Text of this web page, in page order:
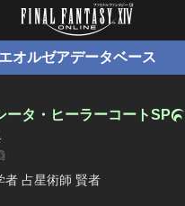
エオルゼアデータベース
ータ・ヒーラーコートSP
者 占星術師 賢者